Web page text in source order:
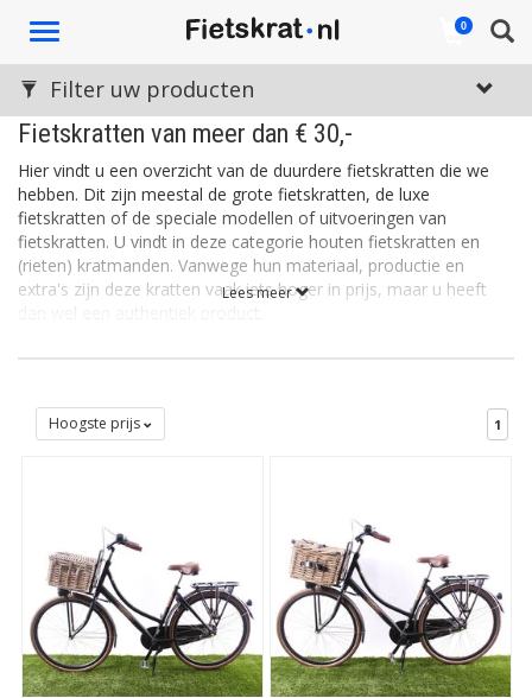
Toggle
0
Fietskratten van meer dan € 30,-
Hier vindt u een overzicht van de duurdere fietskratten die we
hebben. Dit zijn meestal de grote fietskratten, de luxe
fietskratten of de speciale modellen of uitvoeringen van
fietskratten. U vindt in deze categorie houten fietskratten en
(rieten) kratmanden. Vanwege hun materiaal, productie en
extra's zijn deze kratten vaak iets hoger in prijs, maar u heeft
Lees meer
Filter uw producten
Hoogste prijs 1